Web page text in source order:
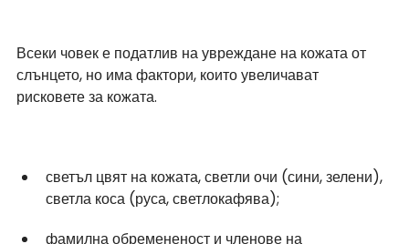
Всеки човек е податлив на увреждане на кожата от
слънцето, но има фактори, които увеличават
рисковете за кожата.
светъл цвят на кожата, светли очи (сини, зелени),
светла коса (руса, светлокафява);
фамилна обремененост и членове на